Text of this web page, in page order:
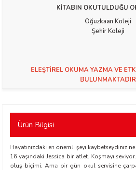
Shustak
KİTABIN OKUTULDUĞU
Oğuzkaan Koleji
Şehir Koleji
ELEŞTİREL OKUMA YAZMA VE
BULUNMAKTADIR
Ürün Bilgisi
Hayatınızdaki en önemli şeyi kaybetseydiniz ne
16 yaşındaki Jessica bir atlet. Koşmayı
oluş biçimi. Ama bir gün okul servisine